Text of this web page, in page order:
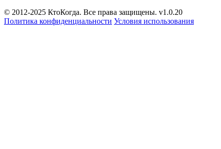
© 2012-2025 КтоКогда. Все права защищены. v1.0.20
Политика конфиденциальности Условия использования